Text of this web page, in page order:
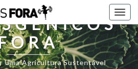
Uma Agricultura Sustentável